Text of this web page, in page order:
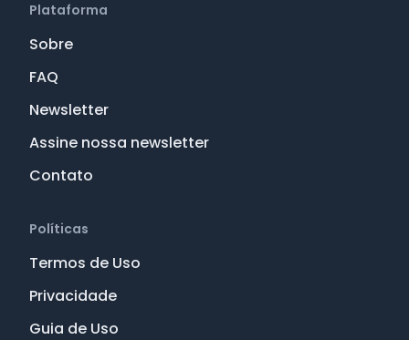
Plataforma
Sobre
FAQ
Newsletter
Assine nossa newsletter
Contato
Políticas
Termos de Uso
Privacidade
Guia de Uso